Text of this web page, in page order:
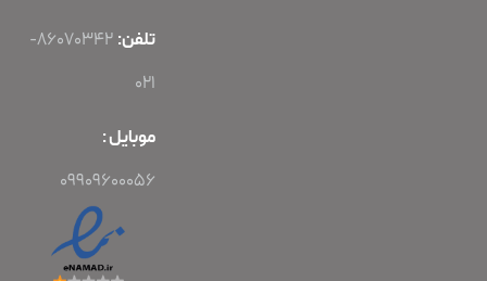
تلفن:
86070342-
021
موبایل :
09909600056